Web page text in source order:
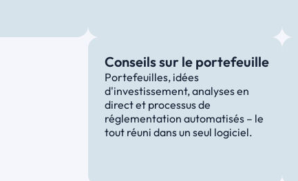
Conseils sur le portefeuille
Portefeuilles, idées
d'investissement, analyses en
direct et processus de
réglementation automatisés – le
tout réuni dans un seul logiciel.